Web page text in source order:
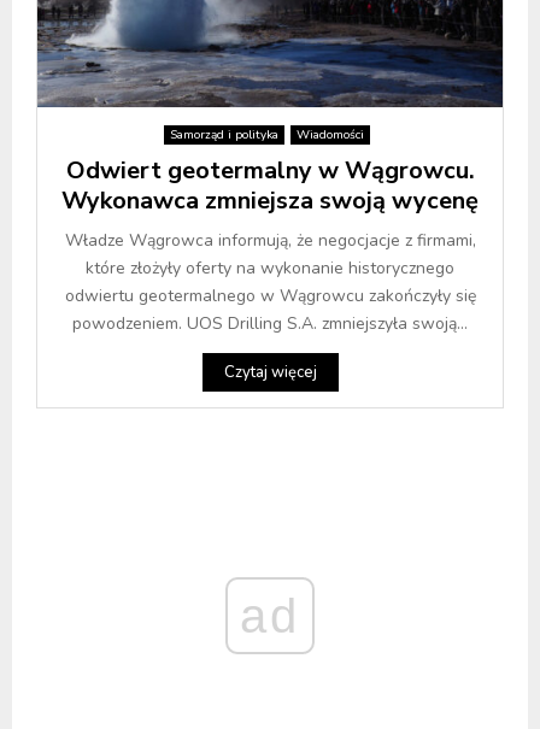
Samorząd i polityka Wiadomości
Odwiert geotermalny w Wągrowcu.
Wykonawca zmniejsza swoją wycenę
Władze Wągrowca informują, że negocjacje z firmami,
które złożyły oferty na wykonanie historycznego
odwiertu geotermalnego w Wągrowcu zakończyły się
powodzeniem. UOS Drilling S.A. zmniejszyła swoją...
Czytaj więcej
ad